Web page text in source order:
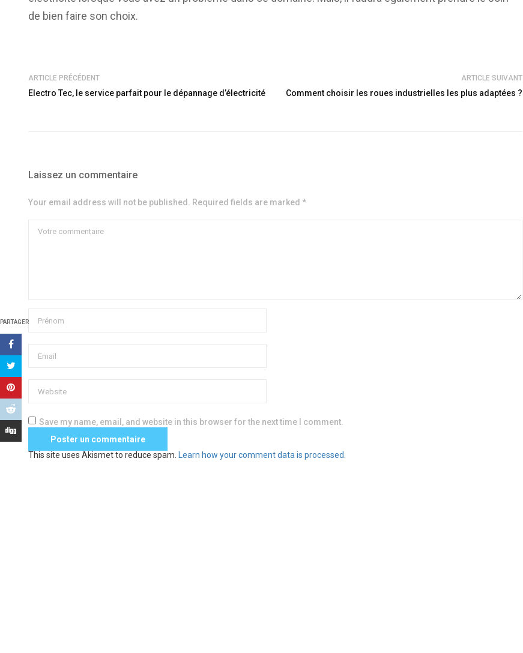
PARTAGER
de bien faire son choix.
ARTICLE PRÉCÉDENT
Electro Tec, le service parfait pour le dépannage d’électricité
ARTICLE SUIVANT
Comment choisir les roues industrielles les plus adaptées ?
Laissez un commentaire
Your email address will not be published. Required fields are marked *
Save my name, email, and website in this browser for the next time I comment.
This site uses Akismet to reduce spam. Learn how your comment data is processed